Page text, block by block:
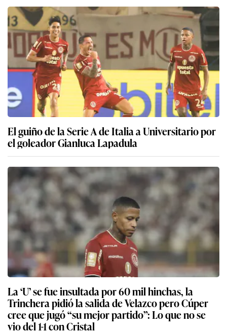
El guiño de la Serie A de Italia a Universitario por
el goleador Gianluca Lapadula
La ‘U’ se fue insultada por 60 mil hinchas, la
Trinchera pidió la salida de Velazco pero Cúper
cree que jugó “su mejor partido”: Lo que no se
vio del 1-1 con Cristal